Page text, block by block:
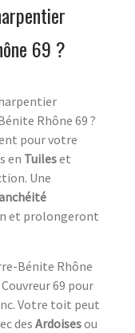
69 ?
Rhône 69 ?
pour votre
en Tuileset
Une
et prolongeront
Bénite Rhône
69 pour
Votre toit peut
des Ardoisesou